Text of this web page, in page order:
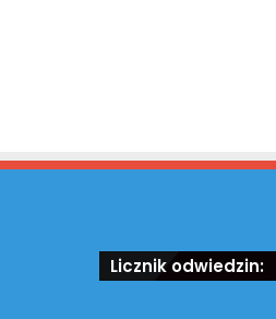
Licznik odwiedzin: